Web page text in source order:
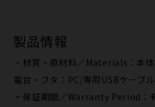
製品情報
・材質・原材料／Materials：本
電台・フタ：PC/専用USBケーブ
・保証期間／Warranty Period：